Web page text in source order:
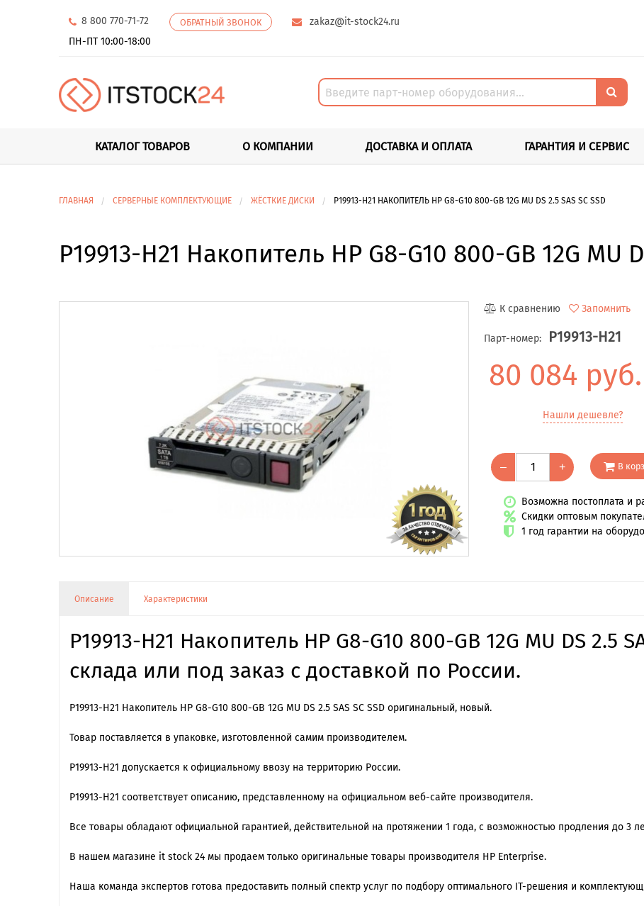
8 800 770-71-72 ОБРАТНЫЙ ЗВОНОК
zakaz@it-stock24.ru
ПН-ПТ 10:00-18:00
КАТАЛОГ ТОВАРОВ О КОМПАНИИ ДОСТАВКА И ОПЛАТА ГАРАНТИЯ И СЕРВИС
ГЛАВНАЯ СЕРВЕРНЫЕ КОМПЛЕКТУЮЩИЕ ЖЁСТКИЕ ДИСКИ P19913-H21 НАКОПИТЕЛЬ HP G8-G10 800-GB 12G MU DS 2.5 SAS SC SSD
P19913-H21 Накопитель HP G8-G10 800-GB 12G MU
К сравнению Запомнить
Парт-номер: P19913-H21
80 084 руб.
Нашли дешевле?
– + В
Возможна постоплата и
Скидки оптовым
1 год гарантии на
Описание Характеристики
P19913-H21 Накопитель HP G8-G10 800-GB 12G MU DS 2.5
склада или под заказ с доставкой по России.
P19913-H21 Накопитель HP G8-G10 800-GB 12G MU DS 2.5 SAS SC SSD оригинальный, новый.
Товар поставляется в упаковке, изготовленной самим производителем.
P19913-H21 допускается к официальному ввозу на территорию России.
P19913-H21 cоответствует описанию, представленному на официальном веб-сайте производителя.
Все товары обладают официальной гарантией, действительной на протяжении 1 года, с возможностью продления до 3
В нашем магазине it stock 24 мы продаем только оригинальные товары производителя HP Enterprise.
Наша команда экспертов готова предоставить полный спектр услуг по подбору оптимального IT-решения и